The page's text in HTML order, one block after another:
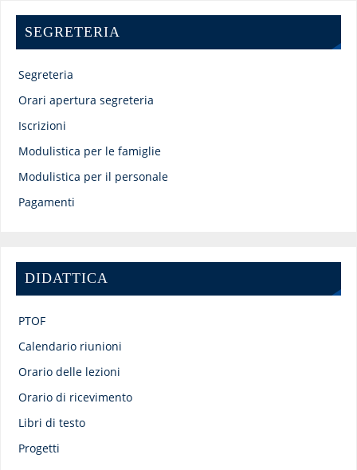
SEGRETERIA
Segreteria
Orari apertura segreteria
Iscrizioni
Modulistica per le famiglie
Modulistica per il personale
Pagamenti
DIDATTICA
PTOF
Calendario riunioni
Orario delle lezioni
Orario di ricevimento
Libri di testo
Progetti